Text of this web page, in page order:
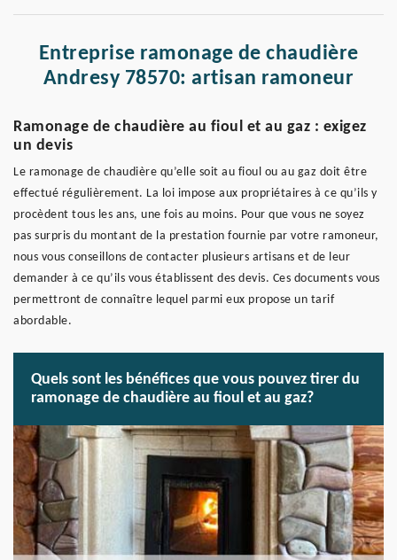
Entreprise ramonage de chaudière
Andresy 78570: artisan ramoneur
Ramonage de chaudière au fioul et au gaz : exigez
un devis
Le ramonage de chaudière qu’elle soit au fioul ou au gaz doit être
effectué régulièrement. La loi impose aux propriétaires à ce qu’ils y
procèdent tous les ans, une fois au moins. Pour que vous ne soyez
pas surpris du montant de la prestation fournie par votre ramoneur,
nous vous conseillons de contacter plusieurs artisans et de leur
demander à ce qu’ils vous établissent des devis. Ces documents vous
permettront de connaître lequel parmi eux propose un tarif
abordable.
Quels sont les bénéfices que vous pouvez tirer du
ramonage de chaudière au fioul et au gaz?